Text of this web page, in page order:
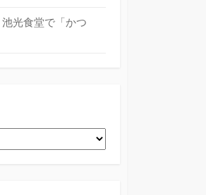
池光食堂で「かつ